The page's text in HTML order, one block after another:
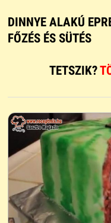
DINNYE ALAKÚ
FŐZÉS ÉS SÜTÉS
TETSZIK?